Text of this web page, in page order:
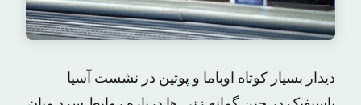
دیدار بسیار کوتاه اوباما و پوتین در نشست آسیا